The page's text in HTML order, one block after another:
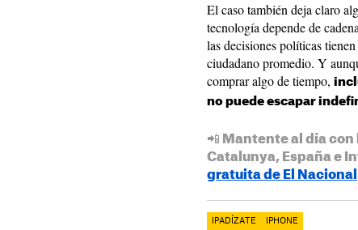
El caso también deja claro
tecnología depende de
las decisiones políticas
ciudadano promedio. Y
comprar algo de tiempo,
no puede escapar
📲 Mantente al día
Catalunya, España e
gratuita de El Nacional
IPADÍZATE IPHONE